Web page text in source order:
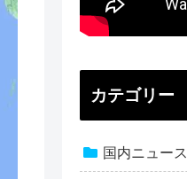
カテゴリー
国内ニュース